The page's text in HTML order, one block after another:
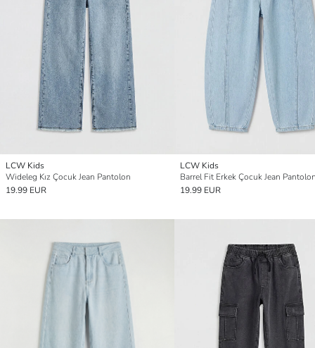
LCW Kids
Wideleg Kız Çocuk Jean Pantolon
19.99 EUR
LCW Kids
Barrel Fit Erkek Çocuk Jean
19.99 EUR